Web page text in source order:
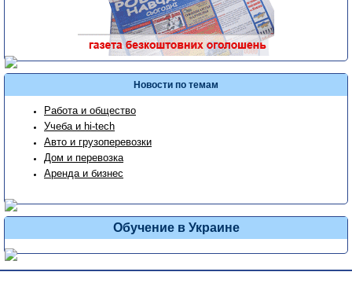
Новости по темам
Работа и общество
Учеба и hi-tech
Авто и грузоперевозки
Дом и перевозка
Аренда и бизнес
Обучение в Украине